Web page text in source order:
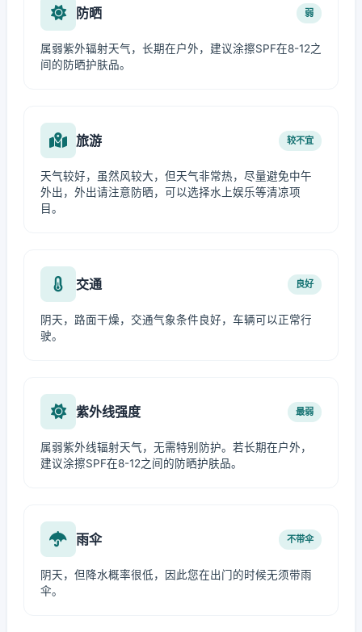
防晒 弱
属弱紫外辐射天气，长期在户外，建议涂擦SPF在8-12之
间的防晒护肤品。
旅游 较不宜
天气较好，虽然风较大，但天气非常热，尽量避免中午
外出，外出请注意防晒，可以选择水上娱乐等清凉项
目。
交通 良好
阴天，路面干燥，交通气象条件良好，车辆可以正常行
驶。
紫外线强度 最弱
属弱紫外线辐射天气，无需特别防护。若长期在户外，
建议涂擦SPF在8-12之间的防晒护肤品。
雨伞 不带伞
阴天，但降水概率很低，因此您在出门的时候无须带雨
伞。